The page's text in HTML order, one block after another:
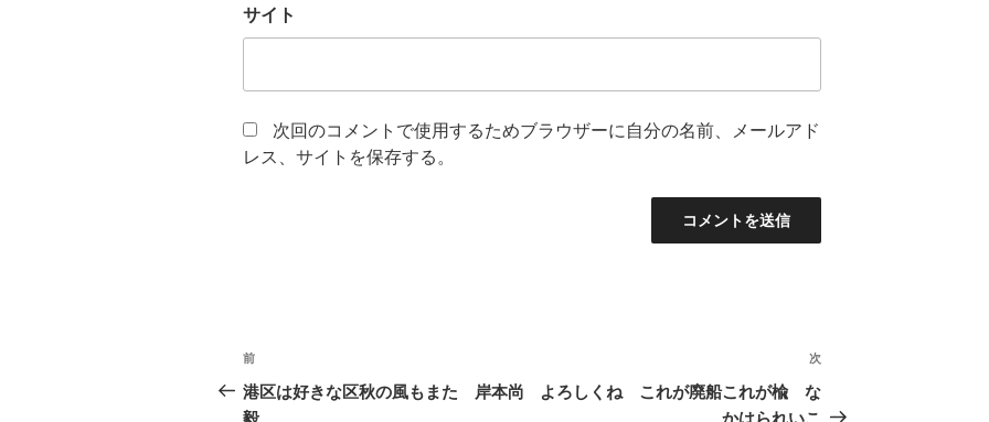
サイト
次回のコメントで使用するためブラウザーに自分の名前、メールアド
レス、サイトを保存する。
投
稿
前
の
投
前
港区は好きな区秋の風もまた 岸本尚
毅
次
の
投
次
よろしくね これが廃船これが楡 な
かはられいこ